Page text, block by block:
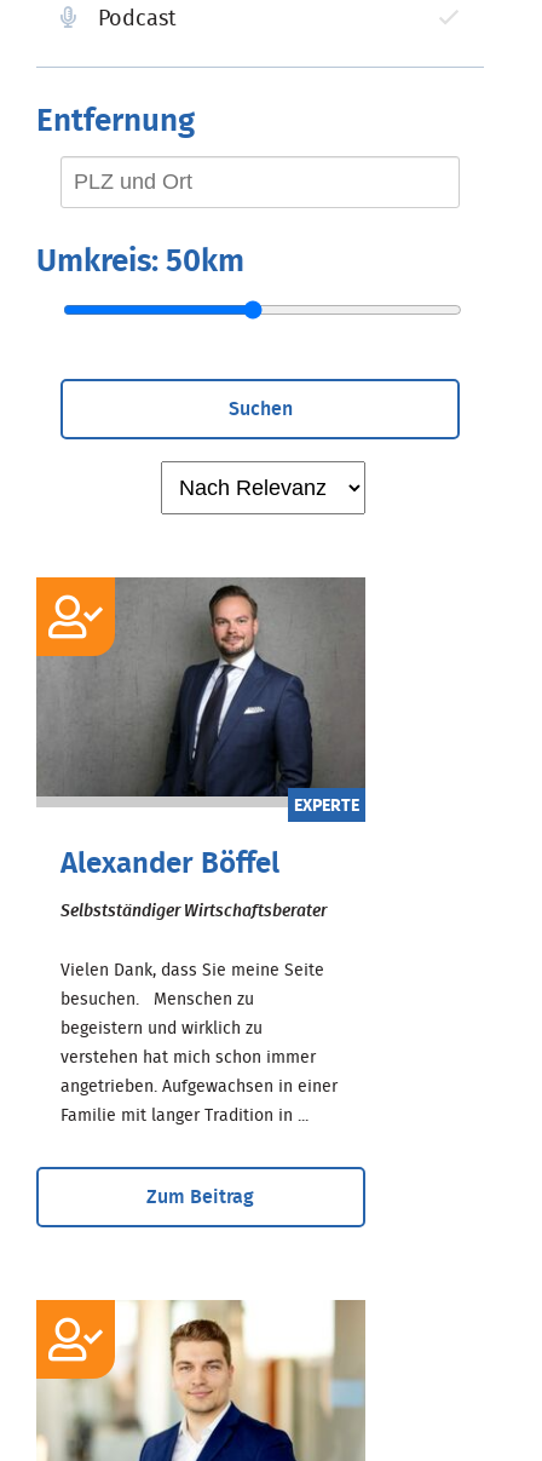
Podcast
Entfernung
Umkreis: 50km
Suchen
EXPERTE
Alexander Böffel
Selbstständiger Wirtschaftsberater
Vielen Dank, dass Sie meine Seite
besuchen. Menschen zu
begeistern und wirklich zu
verstehen hat mich schon immer
angetrieben. Aufgewachsen in einer
Familie mit langer Tradition in ...
Zum Beitrag